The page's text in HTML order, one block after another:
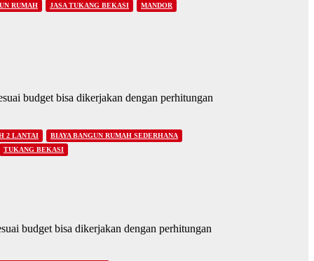
RUMAH JASA TUKANG BEKASI
MANDOR
budget bisa dikerjakan dengan perhitungan
2 LANTAI
BIAYA BANGUN RUMAH SEDERHANA
TUKANG BEKASI
budget bisa dikerjakan dengan perhitungan